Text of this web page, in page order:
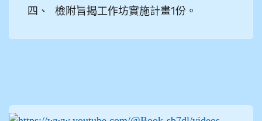
四、
檢附旨揭工作坊實施計畫1份。